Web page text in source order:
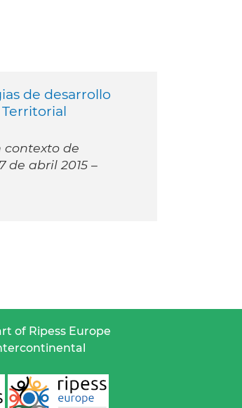
de desarrollo
contexto de
de abril 2015 –
of Ripess Europe